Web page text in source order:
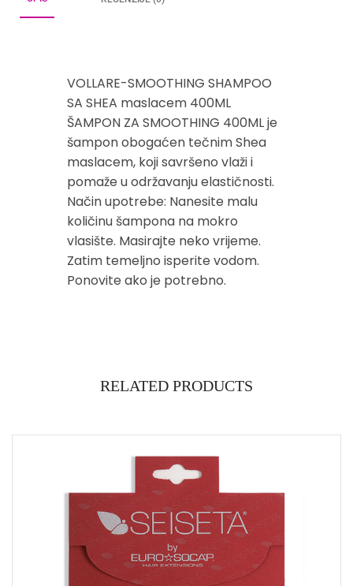
VOLLARE-SMOOTHING SHAMPOO
SA SHEA maslacem 400ML
ŠAMPON ZA SMOOTHING 400ML je
šampon obogaćen tečnim Shea
maslacem, koji savršeno vlaži i
pomaže u održavanju elastičnosti.
Način upotrebe: Nanesite malu
količinu šampona na mokro
vlasište. Masirajte neko vrijeme.
Zatim temeljno isperite vodom.
Ponovite ako je potrebno.
RELATED PRODUCTS